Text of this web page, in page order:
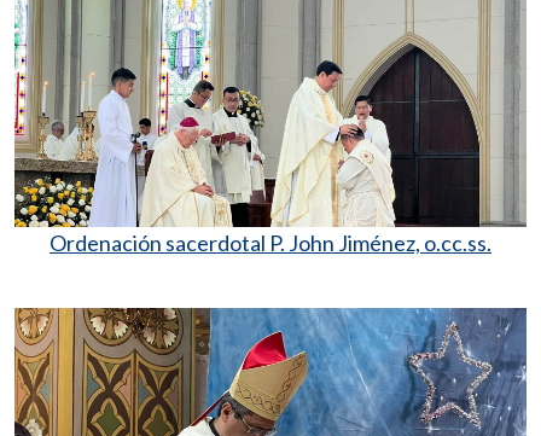
Ordenación sacerdotal P. John Jiménez, o.cc.ss.